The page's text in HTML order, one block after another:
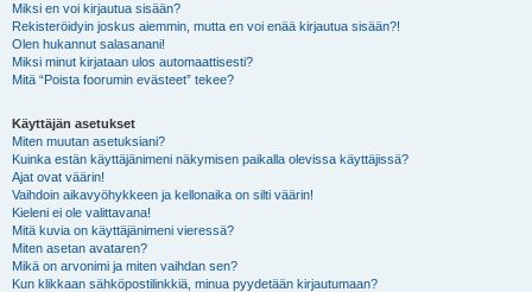
Miksi en voi kirjautua sisään?
Rekisteröidyin joskus aiemmin, mutta en voi enää kirjautua sisään?!
Olen hukannut salasanani!
Miksi minut kirjataan ulos automaattisesti?
Mitä “Poista foorumin evästeet” tekee?
Käyttäjän asetukset
Miten muutan asetuksiani?
Kuinka estän käyttäjänimeni näkymisen paikalla olevissa käyttäjissä?
Ajat ovat väärin!
Vaihdoin aikavyöhykkeen ja kellonaika on silti väärin!
Kieleni ei ole valittavana!
Mitä kuvia on käyttäjänimeni vieressä?
Miten asetan avataren?
Mikä on arvonimi ja miten vaihdan sen?
Kun klikkaan sähköpostilinkkiä, minua pyydetään kirjautumaan?